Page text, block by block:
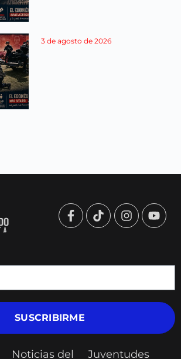
3 de agosto de 2026
SUSCRIBIRME
Noticias del Juventudes